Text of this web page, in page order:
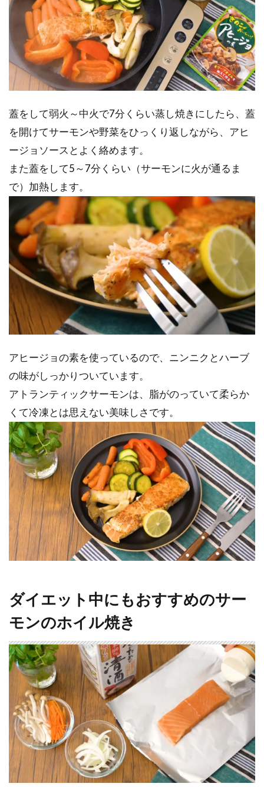
蓋をして弱火～中火で7分くらい蒸し焼きにしたら、蓋
を開けてサーモンや野菜をひっくり返しながら、アヒ
ージョソースとよく絡めます。
また蓋をして5～7分くらい（サーモンに火が通るま
で）加熱します。
アヒージョの素を使っているので、ニンニクとハーブ
の味がしっかりついています。
アトランティックサーモンは、脂がのっていて柔らか
くて冷凍とは思えない美味しさです。
ダイエット中にもおすすめのサー
モンのホイル焼き